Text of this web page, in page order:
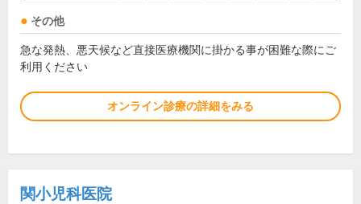
その他
急な発熱、悪天候など直接医療機関に掛かる事が困難な際にご
利用ください
オンライン診療の詳細をみる
関小児科医院